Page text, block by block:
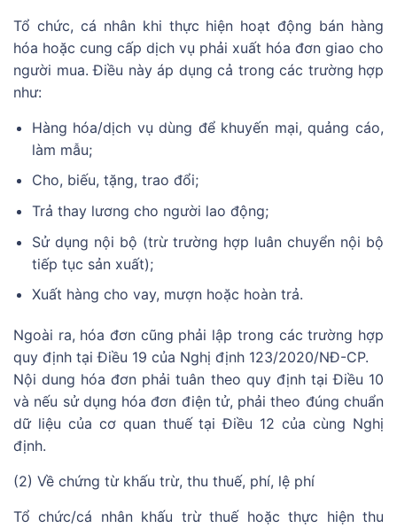
Tổ chức, cá nhân khi thực hiện hoạt động bán hàng
hóa hoặc cung cấp dịch vụ phải xuất hóa đơn giao cho
người mua. Điều này áp dụng cả trong các trường hợp
như:
Hàng hóa/dịch vụ dùng để khuyến mại, quảng cáo,
làm mẫu;
Cho, biếu, tặng, trao đổi;
Trả thay lương cho người lao động;
Sử dụng nội bộ (trừ trường hợp luân chuyển nội bộ
tiếp tục sản xuất);
Xuất hàng cho vay, mượn hoặc hoàn trả.
Ngoài ra, hóa đơn cũng phải lập trong các trường hợp
quy định tại Điều 19 của Nghị định 123/2020/NĐ-CP.
Nội dung hóa đơn phải tuân theo quy định tại Điều 10
và nếu sử dụng hóa đơn điện tử, phải theo đúng chuẩn
dữ liệu của cơ quan thuế tại Điều 12 của cùng Nghị
định.
(2) Về chứng từ khấu trừ, thu thuế, phí, lệ phí
Tổ chức/cá nhân khấu trừ thuế hoặc thực hiện thu